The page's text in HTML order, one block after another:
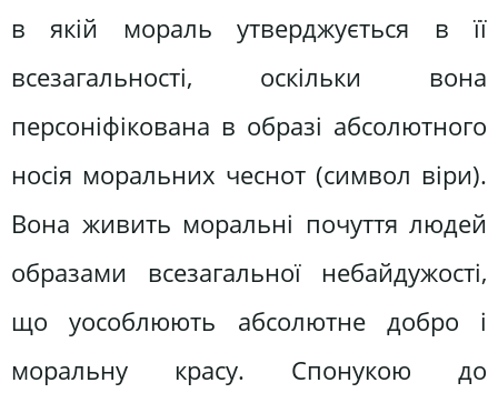
в якій мораль утверджується в її
всезагальності, оскільки вона
персоніфікована в образі абсолютного
носія моральних чеснот (символ віри).
Вона живить моральні почуття людей
образами всезагальної небайдужості,
що уособлюють абсолютне добро і
моральну красу. Спонукою до